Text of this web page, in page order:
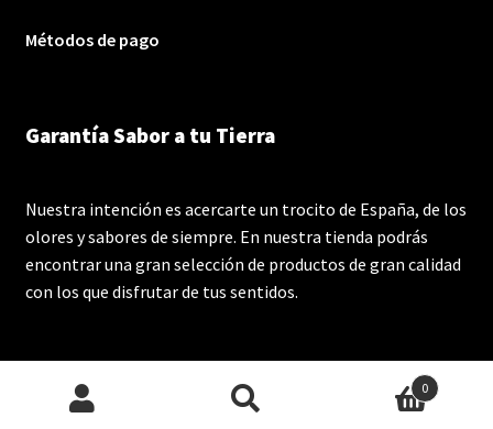
Métodos de pago
Garantía Sabor a tu Tierra
Nuestra intención es acercarte un trocito de España, de los
olores y sabores de siempre. En nuestra tienda podrás
encontrar una gran selección de productos de gran calidad
con los que disfrutar de tus sentidos.
0